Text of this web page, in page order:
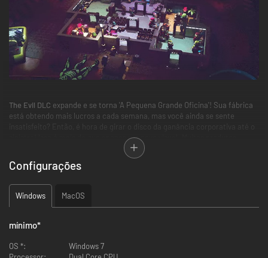
The Evil DLC expande e se torna 'A Pequena Grande Oficina'! Sua fábrica
está obtendo mais lucros a cada semana, mas você ainda se sente
sinistro! Isso é mais do que apenas um novo visual. Muitos produtos,
companhias, sabotagens, habilidades e truques malévolos para superar a
concorrência e mais. O Malvado DLC transforma sua fábrica de honra em
um país das maravilhas perversas.
Configurações
Windows MacOS
mínimo*
OS *:
Windows 7